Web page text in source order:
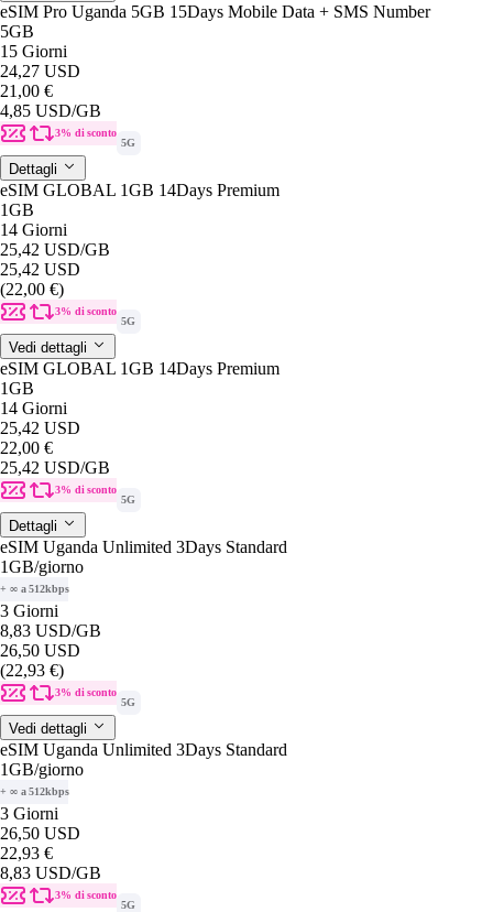
eSIM Pro Uganda 5GB 15Days Mobile Data + SMS Number
5GB
15 Giorni
24,27 USD
21,00 €
4,85 USD/GB
3% di sconto
5G
Dettagli
eSIM GLOBAL 1GB 14Days Premium
1GB
14 Giorni
25,42 USD/GB
25,42 USD
(22,00 €)
3% di sconto
5G
Vedi dettagli
eSIM GLOBAL 1GB 14Days Premium
1GB
14 Giorni
25,42 USD
22,00 €
25,42 USD/GB
3% di sconto
5G
Dettagli
eSIM Uganda Unlimited 3Days Standard
1GB/giorno
+ ∞ a 512kbps
3 Giorni
8,83 USD/GB
26,50 USD
(22,93 €)
3% di sconto
5G
Vedi dettagli
eSIM Uganda Unlimited 3Days Standard
1GB/giorno
+ ∞ a 512kbps
3 Giorni
26,50 USD
22,93 €
8,83 USD/GB
3% di sconto
5G